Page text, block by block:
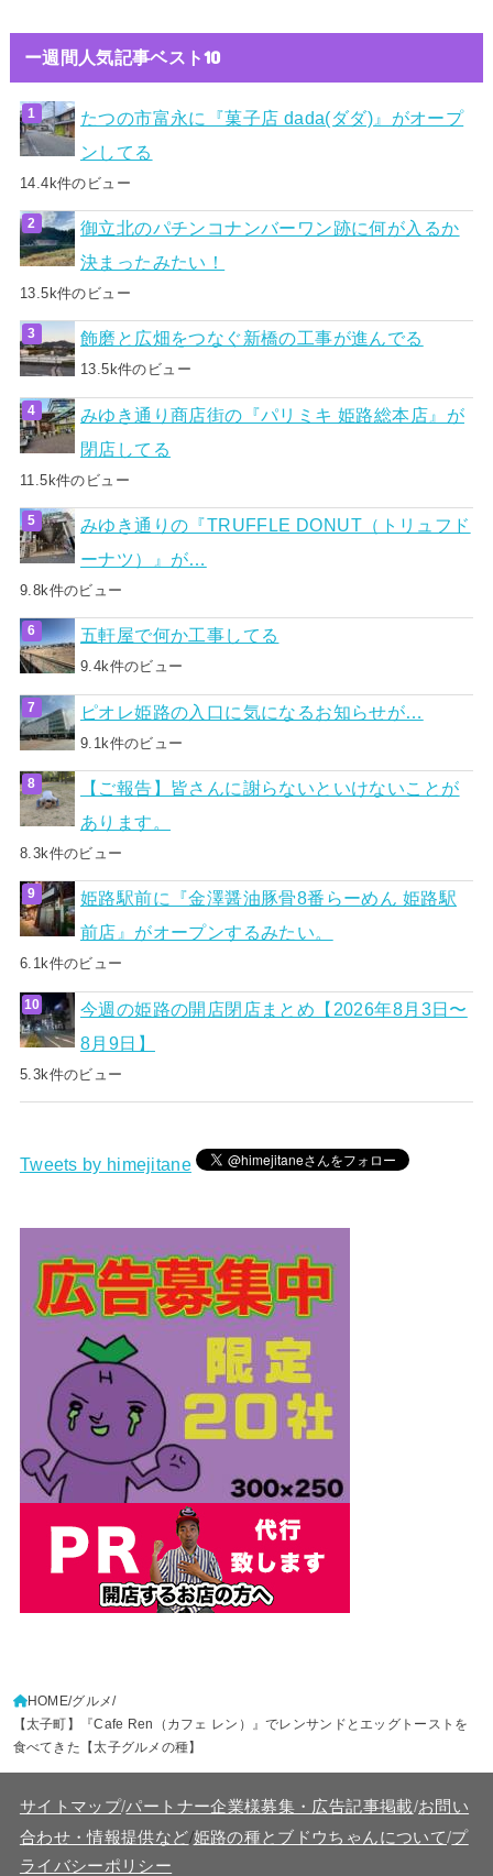
ー週間人気記事ベスト10
たつの市富永に『菓子店 dada(ダダ)』がオープ
ンしてる
14.4k件のビュー
御立北のパチンコナンバーワン跡に何が入るか
決まったみたい！
13.5k件のビュー
飾磨と広畑をつなぐ新橋の工事が進んでる
13.5k件のビュー
みゆき通り商店街の『パリミキ 姫路総本店』が
閉店してる
11.5k件のビュー
みゆき通りの『TRUFFLE DONUT（トリュフド
ーナツ）』が…
9.8k件のビュー
五軒屋で何か工事してる
9.4k件のビュー
ピオレ姫路の入口に気になるお知らせが…
9.1k件のビュー
【ご報告】皆さんに謝らないといけないことが
あります。
8.3k件のビュー
姫路駅前に『金澤醤油豚骨8番らーめん 姫路駅
前店』がオープンするみたい。
6.1k件のビュー
今週の姫路の開店閉店まとめ【2026年8月3日〜
8月9日】
5.3k件のビュー
Tweets by himejitane
HOME グルメ
【太子町】『Cafe Ren（カフェ レン）』でレンサンドとエッグトーストを
食べてきた【太子グルメの種】
サイトマップ/パートナー企業様募集・広告記事掲載/お問い
合わせ・情報提供など/姫路の種とブドウちゃんについて/プ
ライバシーポリシー